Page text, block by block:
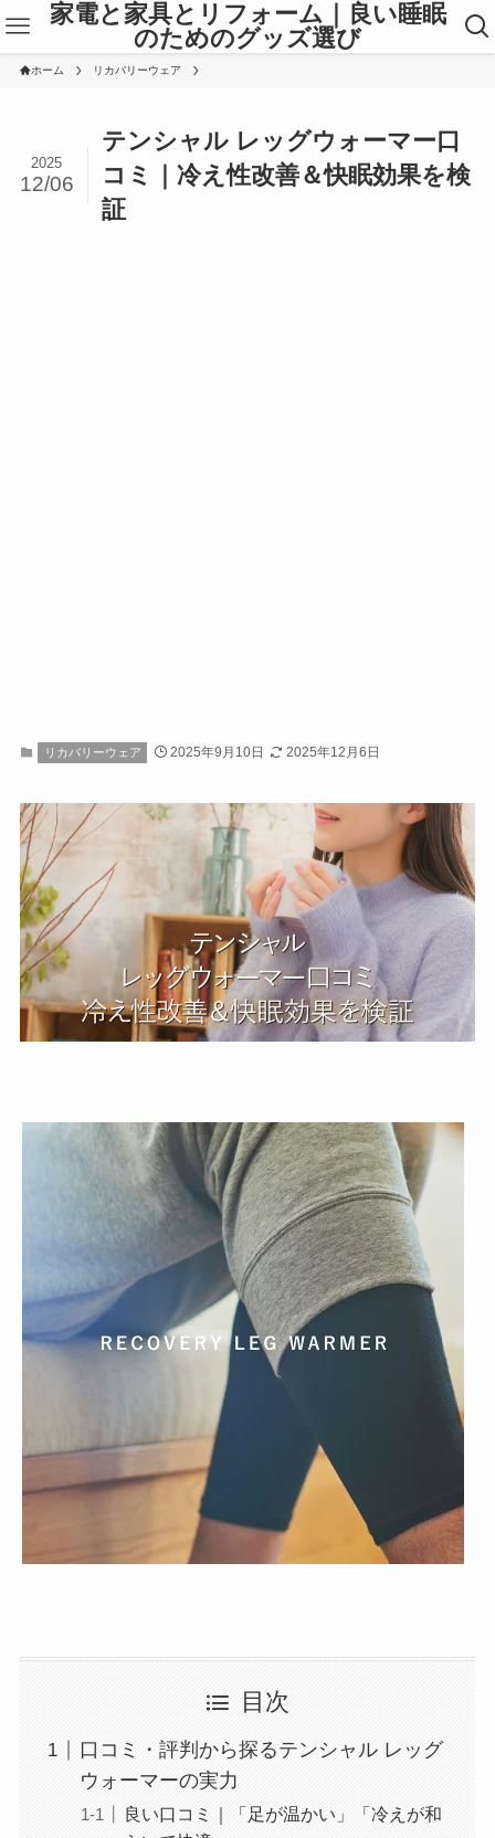
家電と家具とリフォーム｜良い睡眠
のためのグッズ選び
ホーム リカバリーウェア
テンシャル レッグウォーマー口
コミ｜冷え性改善＆快眠効果を検
証
2025
12/06
リカバリーウェア 2025年9月10日 2025年12月6日
目次
口コミ・評判から探るテンシャル レッグ
ウォーマーの実力
良い口コミ｜「足が温かい」「冷えが和